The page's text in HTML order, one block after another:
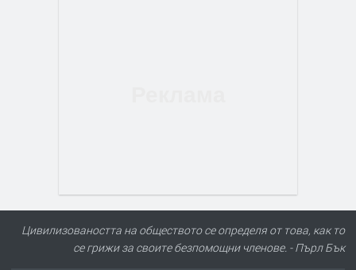
Цивилизоваността на обществото се определя от това, как то
се грижи за своите безпомощни членове. - Пърл Бък